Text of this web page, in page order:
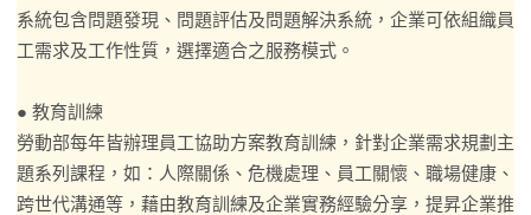
系統包含問題發現、問題評估及問題解決系統，企業可依組織員
工需求及工作性質，選擇適合之服務模式。
● 教育訓練
勞動部每年皆辦理員工協助方案教育訓練，針對企業需求規劃主
題系列課程，如：人際關係、危機處理、員工關懷、職場健康、
跨世代溝通等，藉由教育訓練及企業實務經驗分享，提昇企業推